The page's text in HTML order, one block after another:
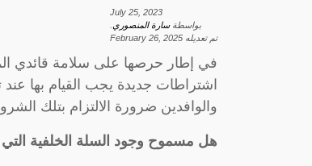
July 25, 2023
بواسطةسارة المنصوري
تم تعديله February 26, 2025
في إطار حرصها على سلامة قائدي
اشتراطات جديدة يجب القيام بها
والوافدين ضرورة الالتزام بتلك
هل مسموح وجود السلة الخلفية